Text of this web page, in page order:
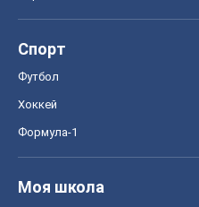
Спорт
Футбол
Хоккей
Формула-1
Моя школа